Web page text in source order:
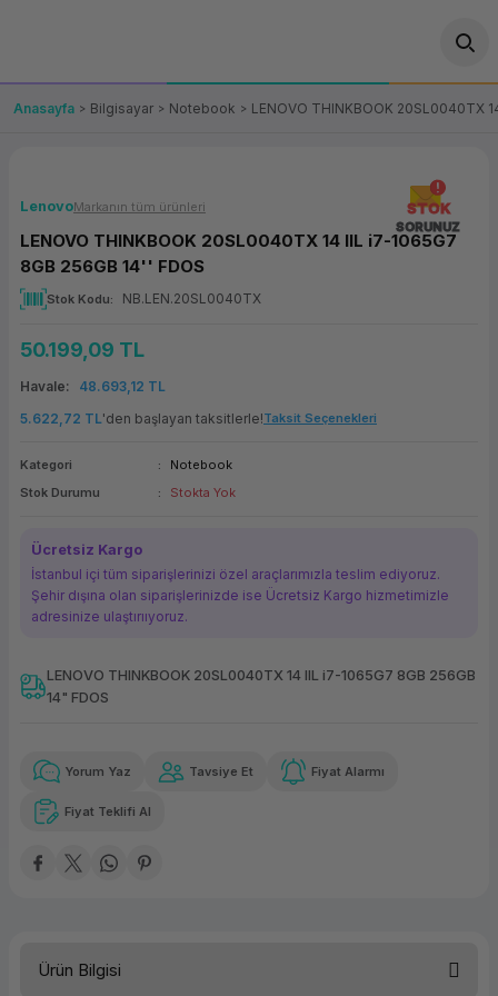
OT/VT Ürünleri
Fiş Yazıcı
Panel PC
(Firewall)
Makinesi
Makinesi
Çözümleri
Bağlantı
Yedekleme
Ürünler
Paketi
Anasayfa Bilgisayar Notebook LENOVO THINKBOOK 20SL0040TX
STOK
SORUNUZ
LenovoMarkanın tüm ürünleri
LENOVO THINKBOOK 20SL0040TX 14 IIL i7-1065G7
8GB 256GB 14'' FDOS
Stok Kodu NB.LEN.20SL0040TX
50.199,09 TL
Havale
48.693,12 TL
5.622,72 TL'den başlayan taksitlerle!Taksit Seçenekleri
Kategori
Notebook
Stok Durumu
Stokta Yok
Ücretsiz Kargo
İstanbul içi tüm siparişlerinizi özel araçlarımızla teslim ediyoruz.
Şehir dışına olan siparişlerinizde ise Ücretsiz Kargo hizmetimizle
adresinize ulaştırııyoruz.
Kolay iade imkanı
LENOVO THINKBOOK 20SL0040TX 14 IIL i7-1065G7 8GB 256GB
14" FDOS
Yorum Yaz Tavsiye Et Fiyat Alarmı
Fiyat Teklifi Al
Ürün Bilgisi